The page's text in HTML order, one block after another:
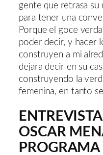
gente que retrasa su
para tener una
Porque el goce
poder decir, y hacer
construyen a mi
dejara decir en su
construyendo la
femenina, en tanto
OSCAR